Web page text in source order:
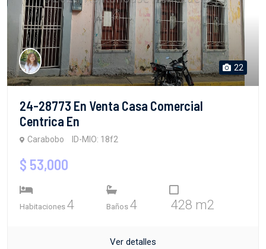
22
24-28773 En Venta Casa Comercial
Centrica En
Carabobo ID-MIO: 18f2
$ 53,000
Habitaciones 4 Baños 4 428 m2
Ver detalles